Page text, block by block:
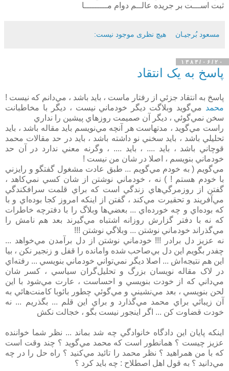
ثبت اســـت بر جريده عالــم دوام مـــــــــا
مسعود بُرجيـان هیچ نظری موجود نیست:
۱۳۸۳/۰۶/۲۰
پاسخ به يک انتقاد
پاسخ به انتقاد جزئي از رفتار ماست ، بايد باشد ، مي‌دانم که نيست !
محمد مي‌گويد وبلاگت ديگر خودماني نيست ، ديگر با مخاطبانت
سخن نمي‌گوئي ، ديگر آن صميمت روزهاي پيشين را نداري
راست مي‌گويد ، مدتهاست هر آنچه مي‌نويسم بايد مقاله باشد ، بايد
تحليلي باشد ، بايد سخني نو داشته باشد ، بايد در حد مقالات محمد
قوچاني باشد ، بايد .... ، بايد .... ، وگرنه معني ندارد در آن حد
خودماني بنويسم ، اصلا در شان من نيست !
مي‌گويم ( به خودم مي‌گويم ... طبق عادت مشغول گفتگو و رايزني
با خودم هستم ! ) نه ، خودماني نوشتن از شان کسي نمي‌کاهد ،
گفتن از روزمرگي‌هاي زندگي است که براي قلمت سرافکندگي
مي‌آفريند و تحقيرت مي‌کند ، گفتن از اينکه امروز کجا بوده‌اي و با
که بوده‌اي و چه خورده‌اي ... بعضي‌ها وبلاگ را با دفترچه خاطرات
که نه با دفتر گزارش روزانه اشتباه مي‌گيرند بعد هم نامش را
مي‌گذراند خودماني نوشتن ... وبلاگي نوشتن !!!
نه عزيز دل برادر !!! خودماني نوشتن از دل برآمدن مي‌خواهد ...
چفدر بگويم اين دل بي‌صاحب شده وامانده را قفل و زنجير نکن ، بيا
اين هم نتيجه‌اش ... اصلا ديگر نمي‌تواني خودماني بنويسي ... رفته‌اي
در لاک مقاله نويسان بزرگ و تحليل‌گران سياسي ، کسر شان
مي‌داني که از خودت بنويسي و احساست ، عارت مي‌شود با اين
لحن بنويسي ، بعد مي‌نشيني و مي‌گوئي چطور بائوبا کامنت‌هائي به
آن زيبائي براي محمد مي‌گذارد و براي اين قلم ... بگذريم ... نه
خودت قضاوت کن ... اگر اينجور نيست بگو ، خجالت نکش
اينکه پايان اين دادگاه خانوادگي چه شد بماند ... نظر شما خواننده
عزيز چيست ؟ همانطور است که محمد مي‌گويد ؟ چند وقت است
که با من همراهيد ؟ نظر محمد را تائيد مي‌کنيد ؟ راه حل را در چه
مي‌دانيد ؟ به قول اهل اصطلاح : چه بايد کرد ؟